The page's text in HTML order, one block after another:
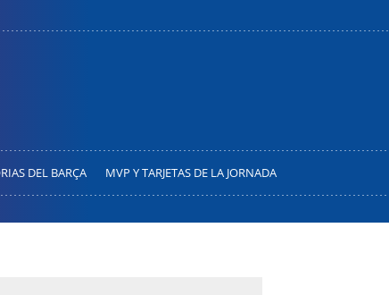
DEL BARÇA MVP Y TARJETAS DE LA JORNADA